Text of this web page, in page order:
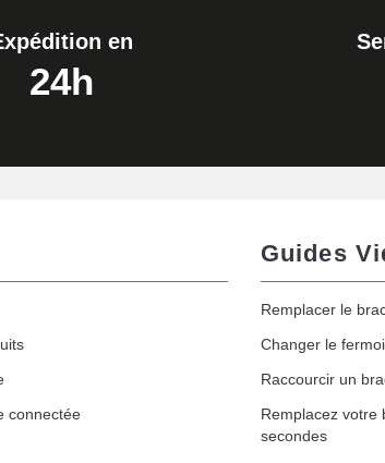
en
24h
connectée
Guides
Remplacer le
Changer le
Raccourcir un
Remplacez votre
secondes